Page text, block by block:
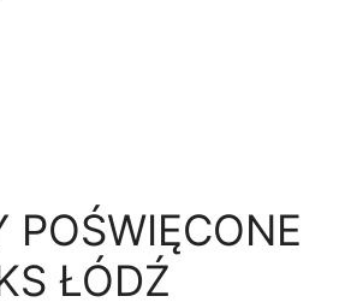
POŚWIĘCONE
ŁÓDŹ